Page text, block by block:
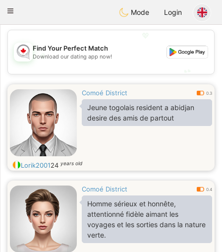
CANADIANchat
Toggle
Mode Login
💕
Find Your Perfect Match
Download our dating app now!
Comoé District 0.3
Jeune togolais resident a abidjan
desire des amis de partout
Lorik200124 years old
Comoé District 0.4
Homme sérieux et honnête,
attentionné fidèle aimant les
voyages et les sorties dans la nature
verte.